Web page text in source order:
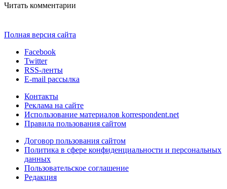
Читать комментарии
Полная версия сайта
Facebook
Twitter
RSS-ленты
E-mail рассылка
Контакты
Реклама на сайте
Использование материалов korrespondent.net
Правила пользования сайтом
Договор пользования сайтом
Политика в сфере конфиденциальности и персональных
данных
Пользовательское соглашение
Редакция